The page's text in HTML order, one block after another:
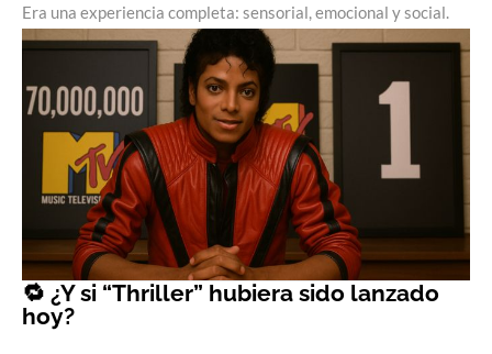
Era una experiencia completa: sensorial, emocional y social.
🔁 ¿Y si “Thriller” hubiera sido lanzado
hoy?